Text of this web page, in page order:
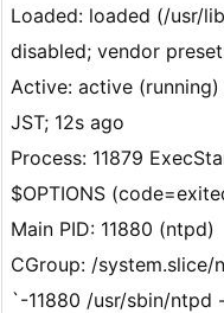
Loaded: loaded (/usr/
disabled; vendor
Active: active (running)
JST; 12s ago
Process: 11879
$OPTIONS
Main PID: 11880 (ntpd)
CGroup: /system.slice/
`-11880 /usr/sbin/ntpd